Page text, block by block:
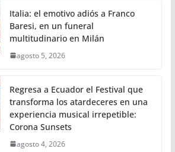
Italia: el emotivo adiós a Franco
Baresi, en un funeral
multitudinario en Milán
agosto 5, 2026
Regresa a Ecuador el Festival que
transforma los atardeceres en una
experiencia musical irrepetible:
Corona Sunsets
agosto 4, 2026